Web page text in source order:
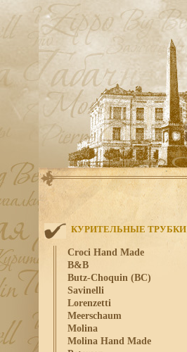
КУРИТЕЛЬНЫЕ ТРУБКИ
Croci Hand Made
B&B
Butz-Choquin (BC)
Savinelli
Lorenzetti
Meerschaum
Molina
Molina Hand Made